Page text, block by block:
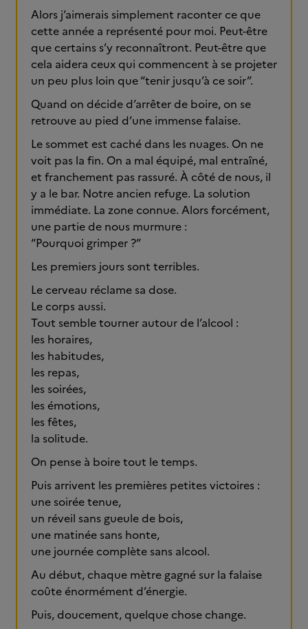
Alors j’aimerais simplement raconter ce que
cette année a représenté pour moi. Peut-être
que certains s’y reconnaîtront. Peut-être que
cela aidera ceux qui commencent à se projeter
un peu plus loin que “tenir jusqu’à ce soir”.
Quand on décide d’arrêter de boire, on se
retrouve au pied d’une immense falaise.
Le sommet est caché dans les nuages. On ne
voit pas la fin. On a mal équipé, mal entraîné,
et franchement pas rassuré. À côté de nous, il
y a le bar. Notre ancien refuge. La solution
immédiate. La zone connue. Alors forcément,
une partie de nous murmure :
“Pourquoi grimper ?”
Les premiers jours sont terribles.
Le cerveau réclame sa dose.
Le corps aussi.
Tout semble tourner autour de l’alcool :
les horaires,
les habitudes,
les repas,
les soirées,
les émotions,
les fêtes,
la solitude.
On pense à boire tout le temps.
Puis arrivent les premières petites victoires :
une soirée tenue,
un réveil sans gueule de bois,
une matinée sans honte,
une journée complète sans alcool.
Au début, chaque mètre gagné sur la falaise
coûte énormément d’énergie.
Puis, doucement, quelque chose change.